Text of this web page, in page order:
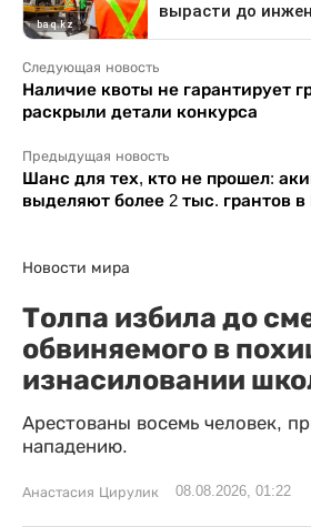
Следующая новость
Наличие квоты не гарантирует
раскрыли детали конкурса
Предыдущая новость
Шанс для тех, кто не прошел:
выделяют более 2 тыс. грантов в
Новости мира
Толпа избила до
обвиняемого в
изнасиловании
Арестованы восемь человек,
нападению.
Анастасия Цирулик 08.08.2026, 01:22